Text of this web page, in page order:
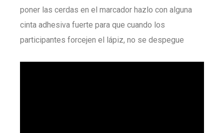
poner las cerdas en el marcador hazlo con alguna
cinta adhesiva fuerte para que cuando los
participantes forcejen el lápiz, no se despegue